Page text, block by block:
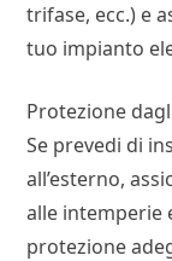
trifase, ecc.) e
tuo impianto
Protezione
Se prevedi di
all’esterno,
alle intemperie
protezione